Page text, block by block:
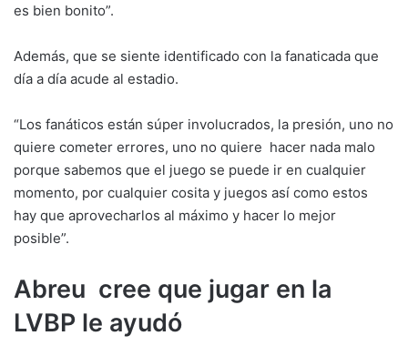
es bien bonito”.
Además, que se siente identificado con la fanaticada que
día a día acude al estadio.
“Los fanáticos están súper involucrados, la presión, uno no
quiere cometer errores, uno no quiere hacer nada malo
porque sabemos que el juego se puede ir en cualquier
momento, por cualquier cosita y juegos así como estos
hay que aprovecharlos al máximo y hacer lo mejor
posible”.
Abreu cree que jugar en la
LVBP le ayudó